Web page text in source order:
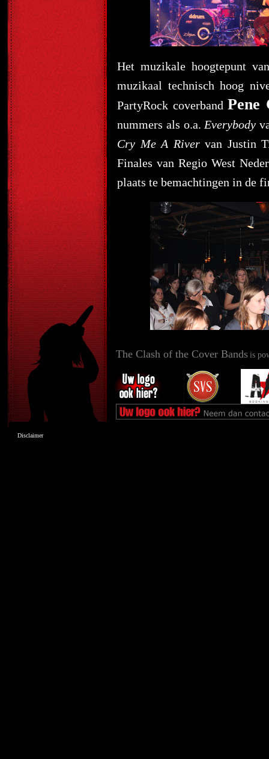
Het muzikale hoogtepunt
muzikaal technisch hoog
PartyRock coverband Pene
nummers als o.a. Everybody
Cry Me A Rivervan Justin
Finales van Regio West
plaats te bemachtingen in de
The Clash of the Cover Bands is
Disclaimer